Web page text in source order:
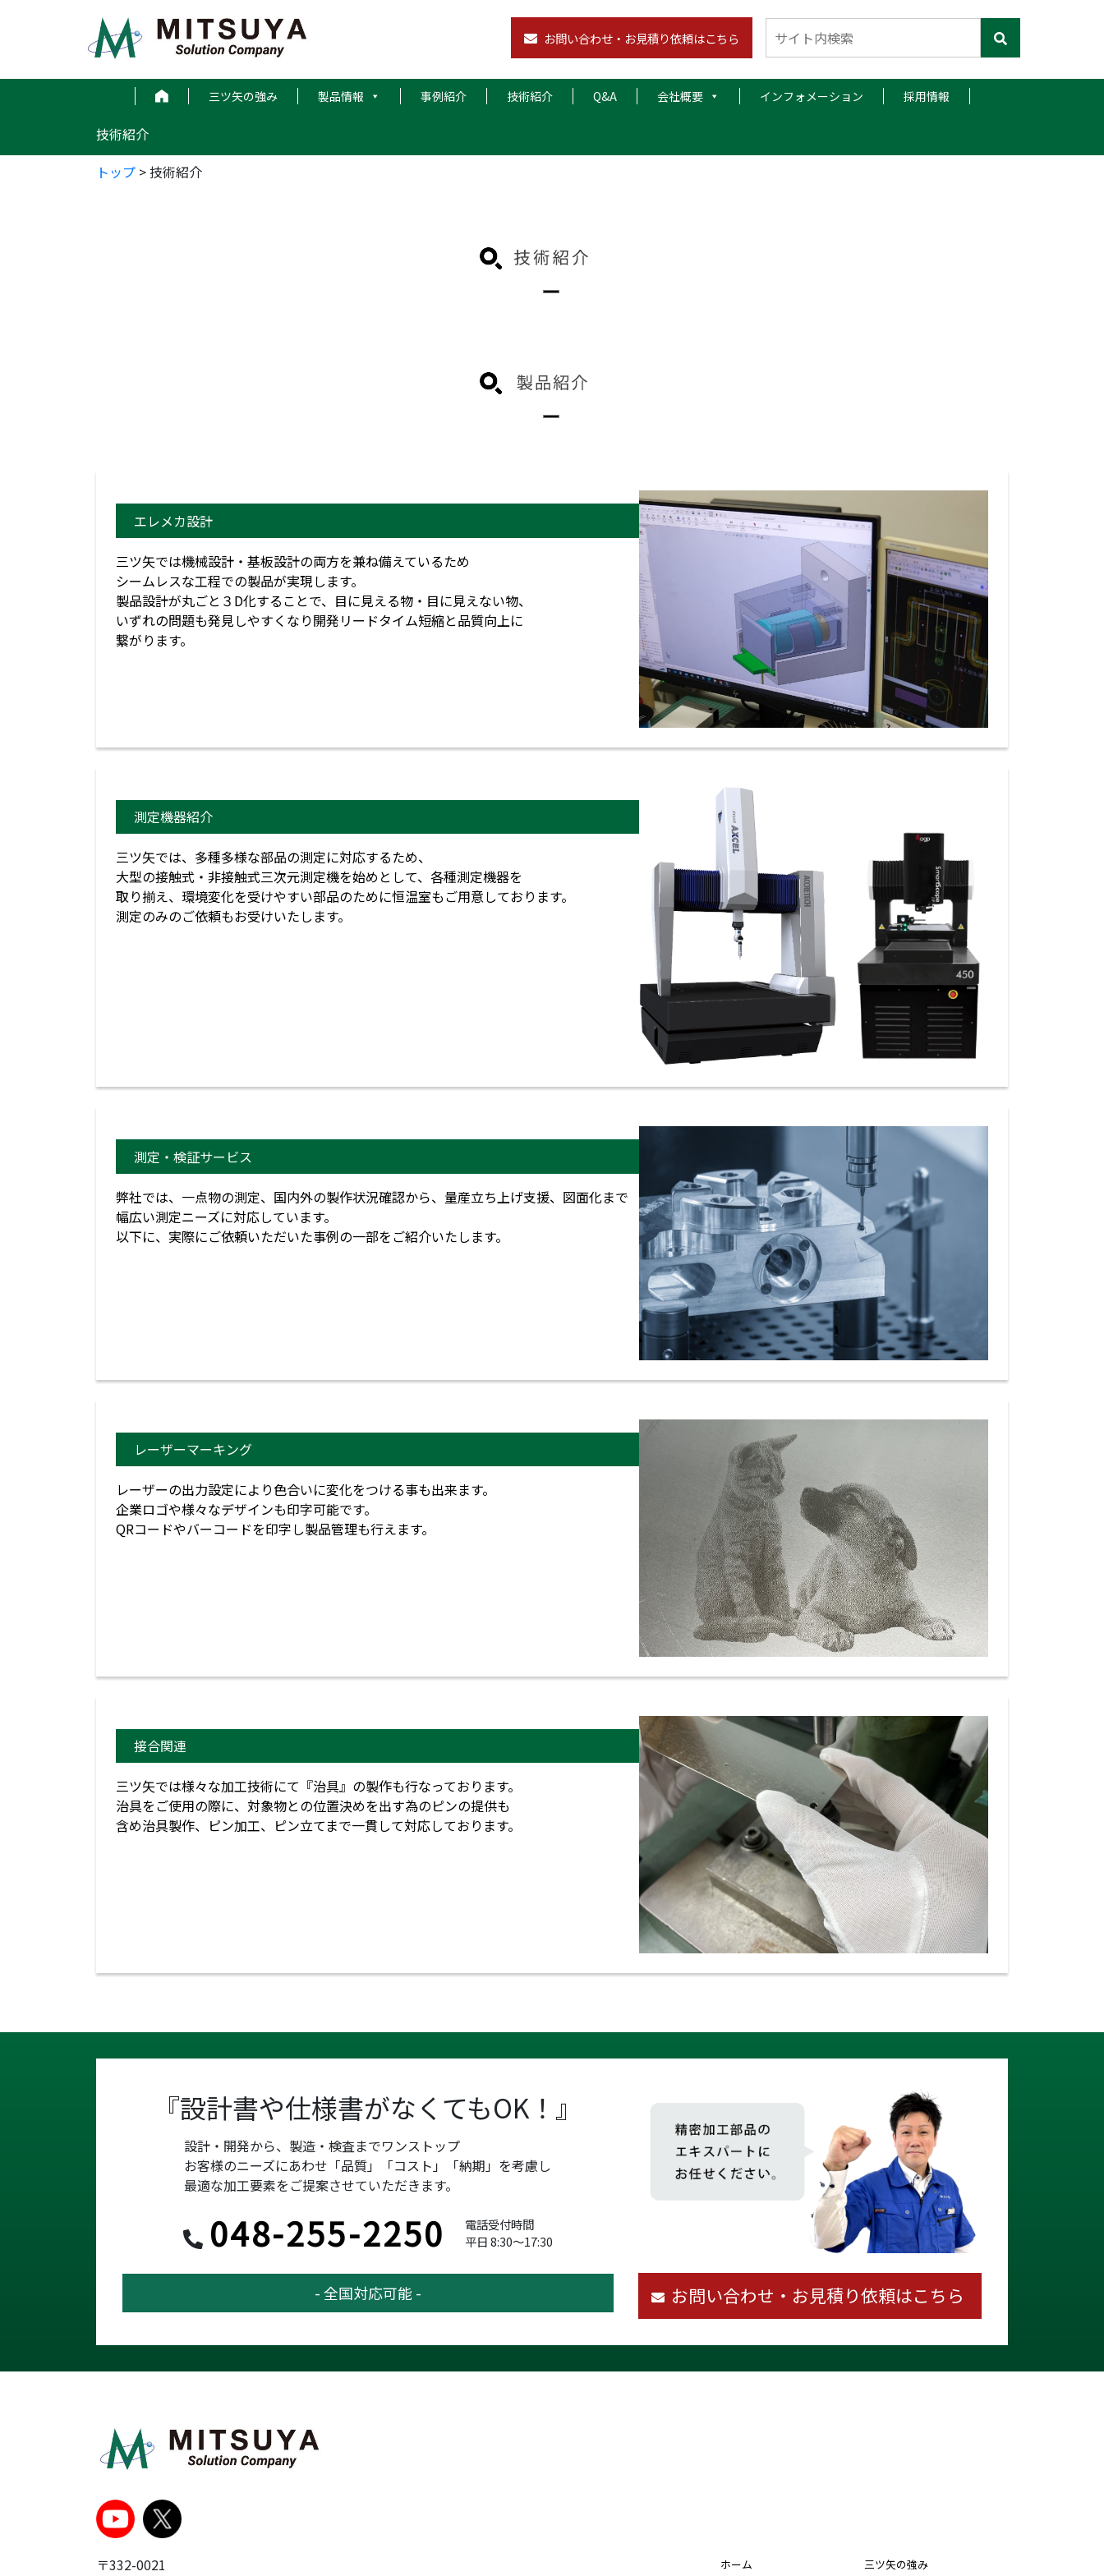
お問い合わせ・お見積り依頼はこちら
三ツ矢の強み 製品情報 事例紹介 技術紹介 Q&A 会社概要 インフォメーション 採用情報
技術紹介
トップ >技術紹介
エレメカ設計
三ツ矢では機械設計・基板設計の両方を兼ね備えているため
シームレスな工程での製品が実現します。
製品設計が丸ごと３D化することで、目に見える物・目に見えない物、
いずれの問題も発見しやすくなり開発リードタイム短縮と品質向上に
繋がります。
測定機器紹介
三ツ矢では、多種多様な部品の測定に対応するため、
大型の接触式・非接触式三次元測定機を始めとして、各種測定機器を
取り揃え、環境変化を受けやすい部品のために恒温室もご用意しております。
測定のみのご依頼もお受けいたします。
測定・検証サービス
弊社では、一点物の測定、国内外の製作状況確認から、量産立ち上げ支援、図面化まで
幅広い測定ニーズに対応しています。
以下に、実際にご依頼いただいた事例の一部をご紹介いたします。
レーザーマーキング
レーザーの出力設定により色合いに変化をつける事も出来ます。
企業ロゴや様々なデザインも印字可能です。
QRコードやバーコードを印字し製品管理も行えます。
接合関連
三ツ矢では様々な加工技術にて『治具』の製作も行なっております。
治具をご使用の際に、対象物との位置決めを出す為のピンの提供も
含め治具製作、ピン加工、ピン立てまで一貫して対応しております。
『設計書や仕様書がなくてもOK！』
設計・開発から、製造・検査までワンストップ
お客様のニーズにあわせ「品質」「コスト」「納期」を考慮し
最適な加工要素をご提案させていただきます。
048-255-2250
電話受付時間
平日 8:30～17:30
- 全国対応可能 - お問い合わせ・お見積り依頼はこちら
〒332-0021
ホーム
三ツ矢の強み